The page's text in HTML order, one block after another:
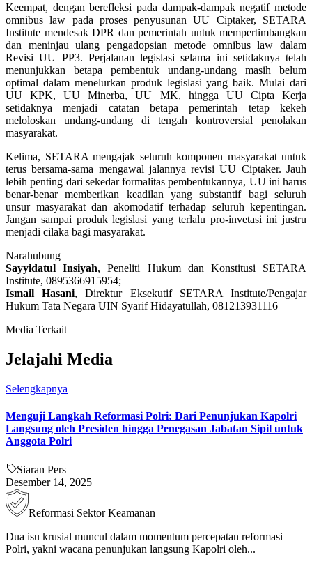
Keempat, dengan berefleksi pada dampak-dampak negatif metode
omnibus law pada proses penyusunan UU Ciptaker, SETARA
Institute mendesak DPR dan pemerintah untuk mempertimbangkan
dan meninjau ulang pengadopsian metode omnibus law dalam
Revisi UU PP3. Perjalanan legislasi selama ini setidaknya telah
menunjukkan betapa pembentuk undang-undang masih belum
optimal dalam menelurkan produk legislasi yang baik. Mulai dari
UU KPK, UU Minerba, UU MK, hingga UU Cipta Kerja
setidaknya menjadi catatan betapa pemerintah tetap kekeh
meloloskan undang-undang di tengah kontroversial penolakan
masyarakat.
Kelima, SETARA mengajak seluruh komponen masyarakat untuk
terus bersama-sama mengawal jalannya revisi UU Ciptaker. Jauh
lebih penting dari sekedar formalitas pembentukannya, UU ini harus
benar-benar memberikan keadilan yang substantif bagi seluruh
unsur masyarakat dan akomodatif terhadap seluruh kepentingan.
Jangan sampai produk legislasi yang terlalu pro-invetasi ini justru
menjadi cilaka bagi masyarakat.
Narahubung
Sayyidatul Insiyah, Peneliti Hukum dan Konstitusi SETARA
Institute, 0895366915954;
Ismail Hasani, Direktur Eksekutif SETARA Institute/Pengajar
Hukum Tata Negara UIN Syarif Hidayatullah, 081213931116
Media Terkait
Jelajahi Media
Selengkapnya
Menguji Langkah Reformasi Polri: Dari Penunjukan Kapolri
Langsung oleh Presiden hingga Penegasan Jabatan Sipil untuk
Anggota Polri
Siaran Pers
Desember 14, 2025
Reformasi Sektor Keamanan
Dua isu krusial muncul dalam momentum percepatan reformasi
Polri, yakni wacana penunjukan langsung Kapolri oleh...